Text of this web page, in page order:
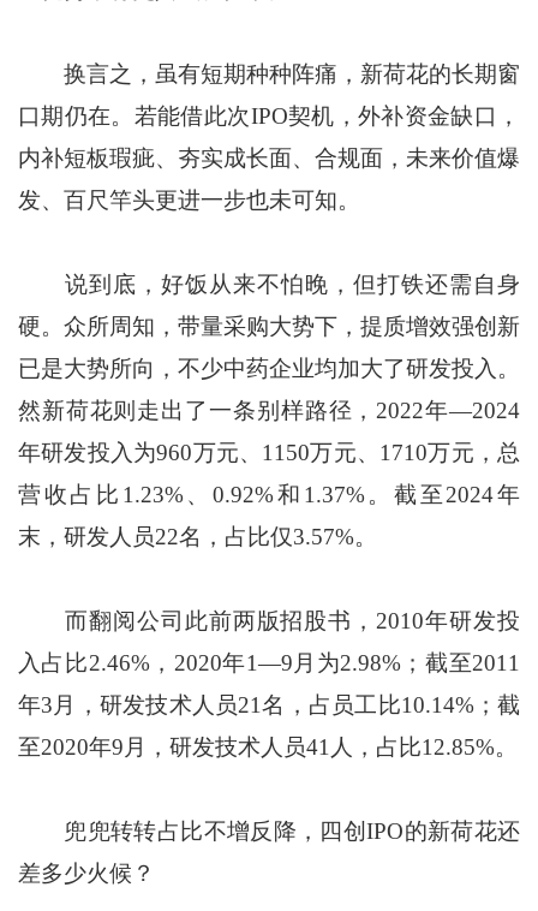
换言之，虽有短期种种阵痛，新荷花的长期窗
口期仍在。若能借此次IPO契机，外补资金缺口，
内补短板瑕疵、夯实成长面、合规面，未来价值爆
发、百尺竿头更进一步也未可知。
说到底，好饭从来不怕晚，但打铁还需自身
硬。众所周知，带量采购大势下，提质增效强创新
已是大势所向，不少中药企业均加大了研发投入。
然新荷花则走出了一条别样路径，2022年—2024
年研发投入为960万元、1150万元、1710万元，总
营收占比1.23%、0.92%和1.37%。截至2024年
末，研发人员22名，占比仅3.57%。
而翻阅公司此前两版招股书，2010年研发投
入占比2.46%，2020年1—9月为2.98%；截至2011
年3月，研发技术人员21名，占员工比10.14%；截
至2020年9月，研发技术人员41人，占比12.85%。
兜兜转转占比不增反降，四创IPO的新荷花还
差多少火候？